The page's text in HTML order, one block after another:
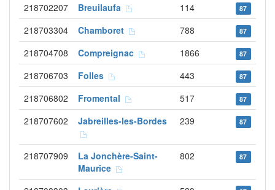
218702207 Breuilaufa 114 87
218703304 Chamboret 788 87
218704708 Compreignac 1866 87
218706703 Folles 443 87
218706802 Fromental 517 87
218707602 Jabreilles-les-Bordes 239 87
218707909
La Jonchère-Saint-
Maurice
802 87